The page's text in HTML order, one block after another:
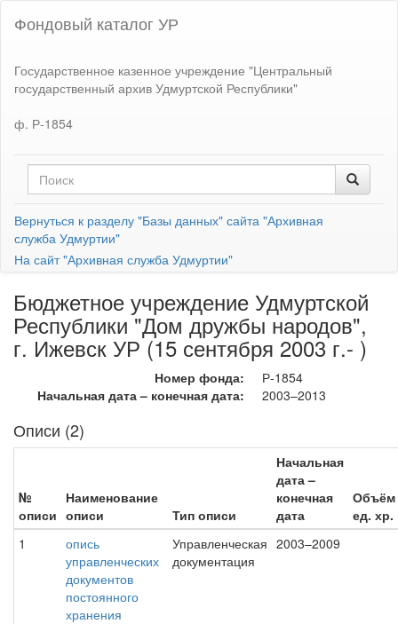
Фондовый каталог УР
Государственное казенное учреждение "Центральный
государственный архив Удмуртской Республики"
ф. Р-1854
Вернуться к разделу "Базы данных" сайта "Архивная
служба Удмуртии"
На сайт "Архивная служба Удмуртии"
Бюджетное учреждение Удмуртской
Республики "Дом дружбы народов",
г. Ижевск УР (15 сентября 2003 г.- )
Номер фонда:
Р-1854
Начальная дата – конечная дата:
2003–2013
Описи (2)
№
описи
Наименование
описи
Тип описи
Начальная
дата –
конечная
дата
Объём
ед. хр.
1
опись
управленческих
документов
постоянного
хранения
Управленческая
документация
2003–2009